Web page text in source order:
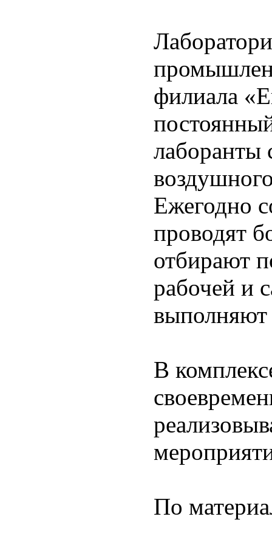
филиала
лаборанты
Ежегодно
проводят
отбирают
рабочей и
выполняют
В
По